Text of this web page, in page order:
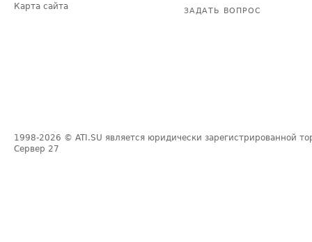
Карта сайта
ЗАДАТЬ ВОПРОС
1998-2026 © ATI.SU является юридически зарегистрированной
Сервер 27